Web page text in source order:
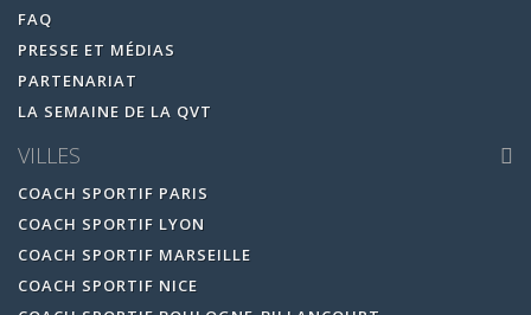
FAQ
PRESSE ET MÉDIAS
PARTENARIAT
LA SEMAINE DE LA QVT
VILLES
COACH SPORTIF PARIS
COACH SPORTIF LYON
COACH SPORTIF MARSEILLE
COACH SPORTIF NICE